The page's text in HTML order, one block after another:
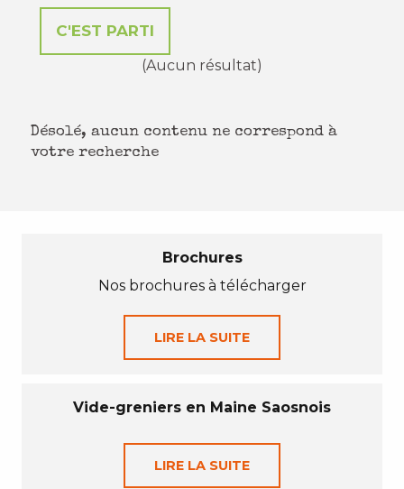
(Aucun résultat)
Désolé, aucun contenu ne correspond à
votre recherche
Brochures
Nos brochures à télécharger
LIRE LA SUITE
Vide-greniers en Maine Saosnois
LIRE LA SUITE